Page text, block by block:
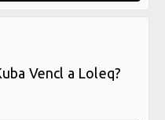
Vencl a Loleq?